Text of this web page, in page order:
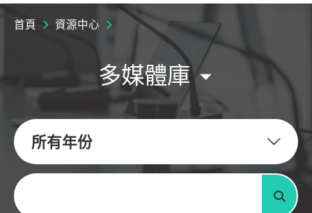
首頁 資源中心
多媒體庫
所有年份
關鍵字
搜尋